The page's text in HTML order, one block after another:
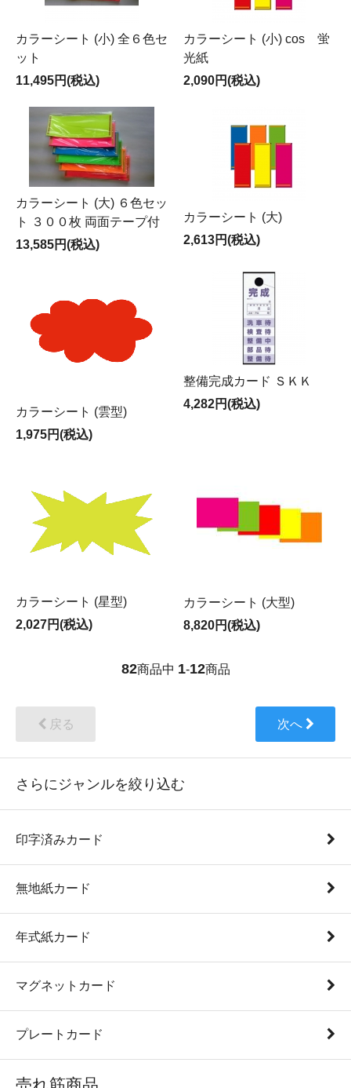
カラーシート (小) 全６色セ
ット
11,495円(税込)
カラーシート (小) cos 蛍
光紙
2,090円(税込)
カラーシート (大) ６色セッ
ト ３００枚 両面テープ付
13,585円(税込)
カラーシート (大)
2,613円(税込)
カラーシート (雲型)
1,975円(税込)
整備完成カード ＳＫＫ
4,282円(税込)
カラーシート (星型)
2,027円(税込)
カラーシート (大型)
8,820円(税込)
82商品中 1-12商品
戻る 次へ
さらにジャンルを絞り込む
印字済みカード
無地紙カード
年式紙カード
マグネットカード
プレートカード